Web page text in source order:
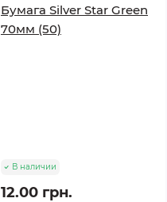
Бумага Silver Star Green
70мм (50)
В наличии
12.00 грн.